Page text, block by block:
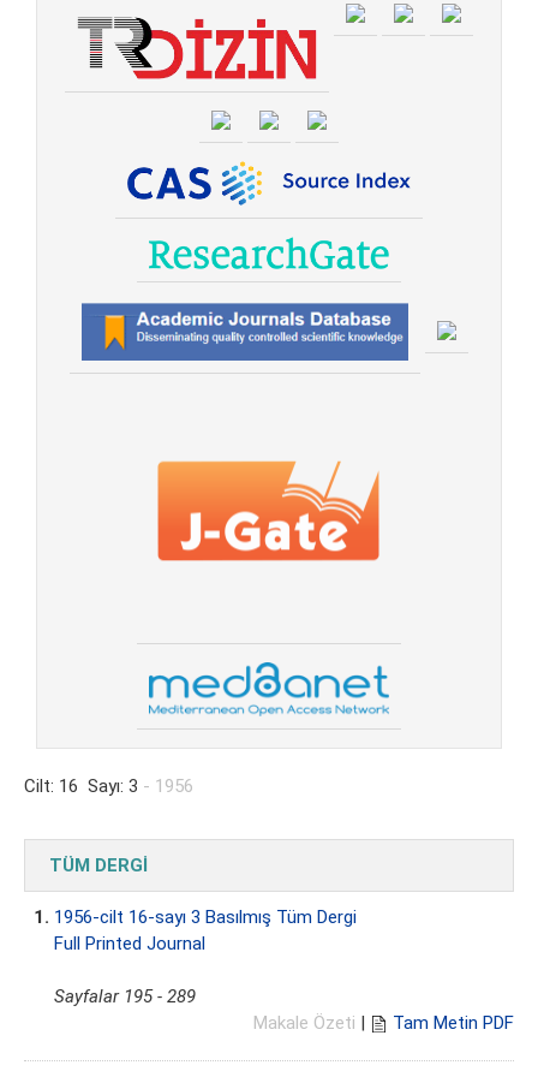
Cilt: 16 Sayı: 3 - 1956
TÜM DERGİ
1. 1956-cilt 16-sayı 3 Basılmış Tüm Dergi
Full Printed Journal
Sayfalar 195 - 289
Makale Özeti | Tam Metin PDF